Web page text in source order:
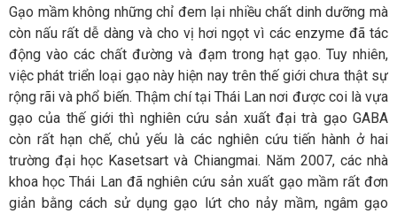
Gạo mầm không những chỉ đem lại nhiều chất dinh dưỡng mà
còn nấu rất dễ dàng và cho vị hơi ngọt vì các enzyme đã tác
động vào các chất đường và đạm trong hạt gạo. Tuy nhiên,
việc phát triển loại gạo này hiện nay trên thế giới chưa thật sự
rộng rãi và phổ biến. Thậm chí tại Thái Lan nơi được coi là vựa
gạo của thế giới thì nghiên cứu sản xuất đại trà gạo GABA
còn rất hạn chế, chủ yếu là các nghiên cứu tiến hành ở hai
trường đại học Kasetsart và Chiangmai. Năm 2007, các nhà
khoa học Thái Lan đã nghiên cứu sản xuất gạo mầm rất đơn
giản bằng cách sử dụng gạo lứt cho nảy mầm, ngâm gạo